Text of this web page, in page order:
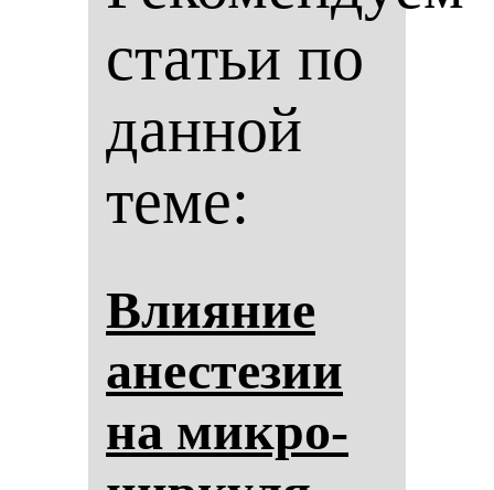
статьи по
данной
теме:
Вли­яние
анес­те­зии
на мик­ро­